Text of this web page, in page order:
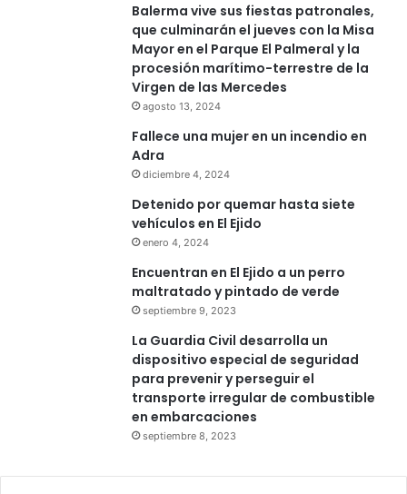
Balerma vive sus fiestas patronales,
que culminarán el jueves con la Misa
Mayor en el Parque El Palmeral y la
procesión marítimo-terrestre de la
Virgen de las Mercedes
agosto 13, 2024
Fallece una mujer en un incendio en
Adra
diciembre 4, 2024
Detenido por quemar hasta siete
vehículos en El Ejido
enero 4, 2024
Encuentran en El Ejido a un perro
maltratado y pintado de verde
septiembre 9, 2023
La Guardia Civil desarrolla un
dispositivo especial de seguridad
para prevenir y perseguir el
transporte irregular de combustible
en embarcaciones
septiembre 8, 2023